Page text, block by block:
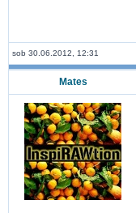
sob 30.06.2012, 12:31
Mates